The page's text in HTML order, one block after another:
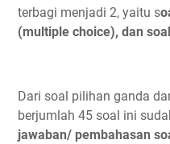
terbagi menjadi 2, yaitu s
(multiple choice), dan
Dari soal pilihan ganda
berjumlah 45 soal ini
jawaban/ pembahasan